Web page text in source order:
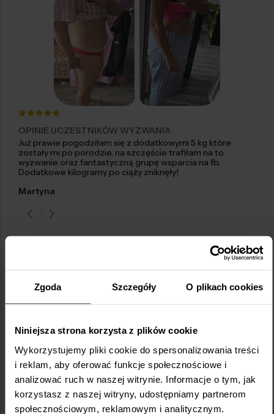
Zgoda Szczegóły O plikach cookies
Niniejsza strona korzysta z plików cookie
Wykorzystujemy pliki cookie do spersonalizowania treści
i reklam, aby oferować funkcje społecznościowe i
analizować ruch w naszej witrynie. Informacje o tym, jak
korzystasz z naszej witryny, udostępniamy partnerom
społecznościowym, reklamowym i analitycznym.
OPINIE UCZESTNIKÓW WYZWANIA
Już prawie pogodziłam się z dodatkowymi 5 kg które
zostały mi po porodzie, na szczęście trafiłam na to
wyzwanie oraz fantastyczną grupę wsparcia na fb,
Dodatkowe kilogramy po ciąży zniknęły!
Martyna
Jak wygląda wyzwanie w praktyce?
Wszystkie materiały zostają z Tobą na ZAWSZE